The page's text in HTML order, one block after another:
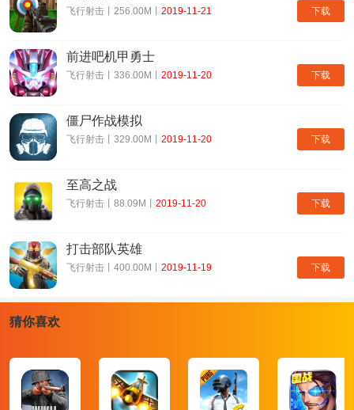
CODM印度测试服版特色：
1、这款枪战游戏是我目前玩过最酷炫好玩的，操控手感和画质真的
是枪战界的鼻祖；
2、多样化的竞技战术你要灵活搭配，华丽的战斗时刻随时等你来打
响；
3、丰富的PVP竞技玩法真的蛮有挑战性的，你可以随时约上国际友
人参与到不同的枪战事件。
刚刚去印度先行服体验了几把，很不错，画质是枪战游戏最好之一
了，手感也尚可，就是拉枪的时候感觉很僵硬；
我口味。期待国服的早点到来吧。
蹲键有点小了，拉到最大有时候还是点不到，一键开镜开火感觉还行
吧，很方便，上手很简单，建议还是再出一个射击模式，手动瞄准，
下载
飞行射击丨256.00M丨 2019-11-21
下载
前进吧机甲勇士
飞行射击丨336.00M丨 2019-11-20
下载
僵尸作战模拟
飞行射击丨329.00M丨 2019-11-20
下载
至高之战
飞行射击丨88.09M丨 2019-11-20
下载
打击部队英雄
飞行射击丨400.00M丨 2019-11-19
猜你喜欢